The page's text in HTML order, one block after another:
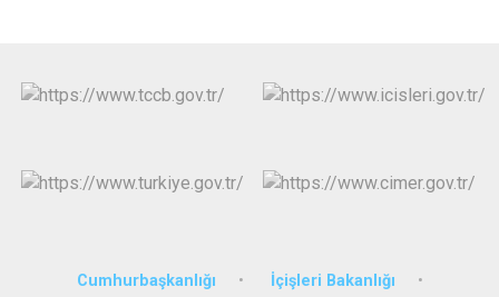
Cumhurbaşkanlığı İçişleri Bakanlığı